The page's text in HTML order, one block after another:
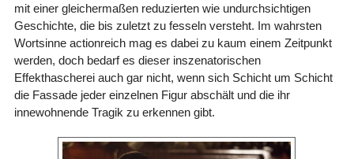
mit einer gleichermaßen reduzierten wie undurchsichtigen
Geschichte, die bis zuletzt zu fesseln versteht. Im wahrsten
Wortsinne actionreich mag es dabei zu kaum einem Zeitpunkt
werden, doch bedarf es dieser inszenatorischen
Effekthascherei auch gar nicht, wenn sich Schicht um Schicht
die Fassade jeder einzelnen Figur abschält und die ihr
innewohnende Tragik zu erkennen gibt.